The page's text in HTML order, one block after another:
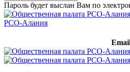
Пароль будет выслан Вам по
РСО-Алания